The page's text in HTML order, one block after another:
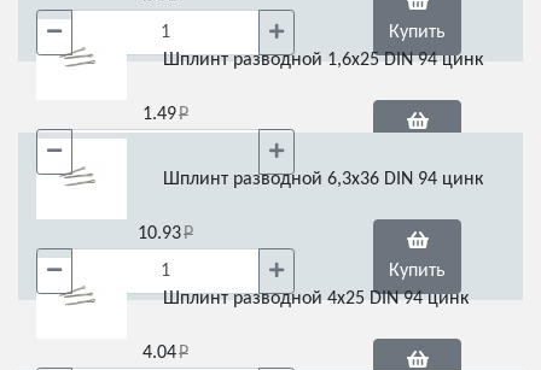
Купить
Шплинт разводной 1,6х25 DIN 94 цинк
1.49
Шплинт разводной 6,3х36 DIN 94 цинк
10.93
Купить
Шплинт разводной 4х25 DIN 94 цинк
4.04